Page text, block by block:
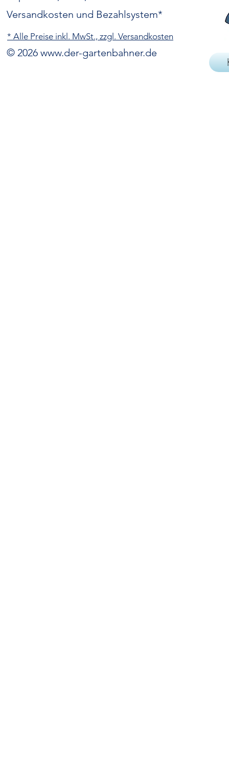
Versandkosten und Bezahlsystem*
* Alle Preise inkl. MwSt., zzgl. Versandkosten
© 2026 www.der-gartenbahner.de